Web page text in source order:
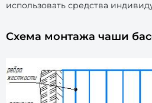
использовать средства
Схема монтажа чаши